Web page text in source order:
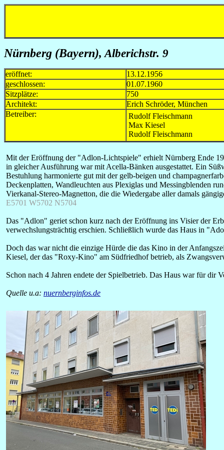
Nürnberg (Bayern), Alberichstr. 9
eröffnet:
13.12.1956
geschlossen:
01.07.1960
Sitzplätze:
750
Architekt:
Erich Schröder, München
Betreiber:
Rudolf Fleischmann
Max Kiesel
Rudolf Fleischmann
Mit der Eröffnung der "Adlon-Lichtspiele" erhielt Nürnberg Ende
in gleicher Ausführung war mit Acella-Bänken ausgestattet. Ein
Bestuhlung harmonierte gut mit der gelb-beigen und
Deckenplatten, Wandleuchten aus Plexiglas und Messingblenden
Vierkanal-Stereo-Magnetton, die die Wiedergabe aller damals
E5701 W5702 N5704
Das "Adlon" geriet schon kurz nach der Eröffnung ins Visier der
verwechslungsträchtig erschien. Schließlich wurde das Haus in
Doch das war nicht die einzige Hürde die das Kino in der
Kiesel, der das "Roxy-Kino" am Südfriedhof betrieb, als
Schon nach 4 Jahren endete der Spielbetrieb. Das Haus war für
Quelle u.a: nuernberginfos.de